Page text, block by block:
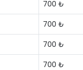
700 ₺
700 ₺
700 ₺
700 ₺